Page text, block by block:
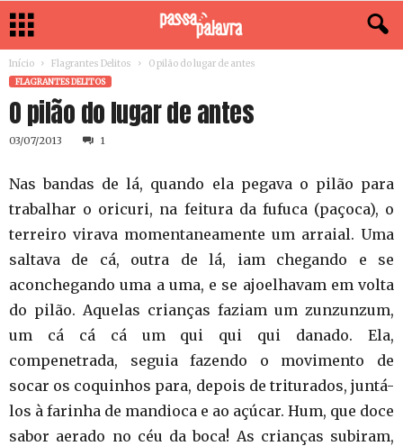
Início Flagrantes Delitos O pilão do lugar de antes
FLAGRANTES DELITOS
O pilão do lugar de antes
03/07/2013 1
Nas bandas de lá, quando ela pegava o pilão para
trabalhar o oricuri, na feitura da fufuca (paçoca), o
terreiro virava momentaneamente um arraial. Uma
saltava de cá, outra de lá, iam chegando e se
aconchegando uma a uma, e se ajoelhavam em volta
do pilão. Aquelas crianças faziam um zunzunzum,
um cá cá cá um qui qui qui danado. Ela,
compenetrada, seguia fazendo o movimento de
socar os coquinhos para, depois de triturados, juntá-
los à farinha de mandioca e ao açúcar. Hum, que doce
sabor aerado no céu da boca! As crianças subiram,